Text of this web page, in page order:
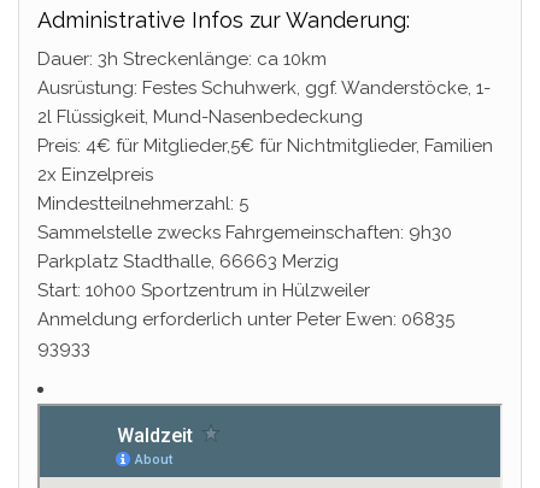
Administrative Infos zur Wanderung:
Dauer: 3h Streckenlänge: ca 10km
Ausrüstung: Festes Schuhwerk, ggf. Wanderstöcke, 1-
2l Flüssigkeit, Mund-Nasenbedeckung
Preis: 4€ für Mitglieder,5€ für Nichtmitglieder, Familien
2x Einzelpreis
Mindestteilnehmerzahl: 5
Sammelstelle zwecks Fahrgemeinschaften: 9h30
Parkplatz Stadthalle, 66663 Merzig
Start: 10h00 Sportzentrum in Hülzweiler
Anmeldung erforderlich unter Peter Ewen: 06835
93933